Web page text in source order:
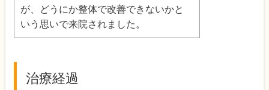
が、どうにか整体で改善できないかと
いう思いで来院されました。
治療経過